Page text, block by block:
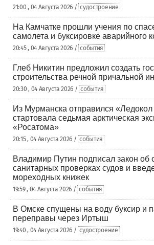
21:00 , 04 Августа 2026 / судостроение
На Камчатке прошли учения по
самолета и буксировке аварийного
20:45 , 04 Августа 2026 / события
Глеб Никитин предложил создать
строительства речной причальной
20:30 , 04 Августа 2026 / события
Из Мурманска отправился «Ледокол
стартовала седьмая арктическая
«Росатома»
20:15 , 04 Августа 2026 / события
Владимир Путин подписал закон об
санитарных проверках судов и
мореходных книжек
19:59 , 04 Августа 2026 / события
В Омске спущены на воду буксир и
переправы через Иртыш
19:40 , 04 Августа 2026 / судостроение